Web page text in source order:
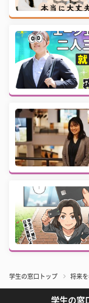
学生の窓口トップ 将来
学生の窓